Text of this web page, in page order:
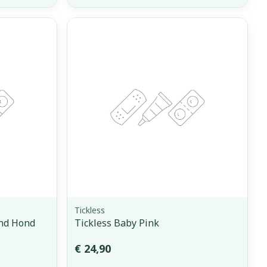
Hond
Tickless
Tickless Baby Pink
€ 24,90